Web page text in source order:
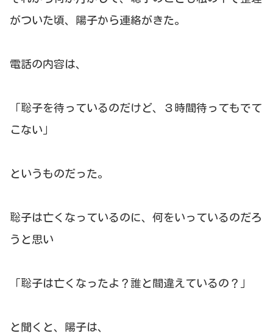
がついた頃、陽子から連絡がきた。
電話の内容は、
「聡子を待っているのだけど、３時間待ってもでて
こない」
というものだった。
聡子は亡くなっているのに、何をいっているのだろ
うと思い
「聡子は亡くなったよ？誰と間違えているの？」
と聞くと、陽子は、